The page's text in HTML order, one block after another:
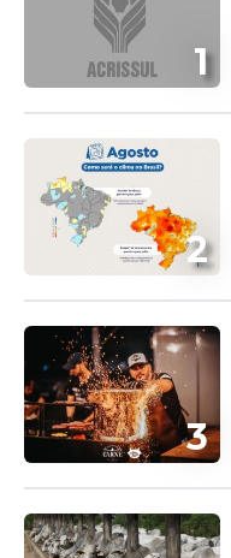
1
2
3